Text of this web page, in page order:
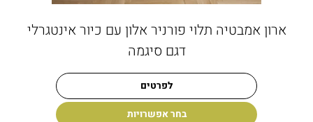
ארון אמבטיה תלוי פורניר אלון עם כיור אינטגרלי
דגם סיגמה
לפרטים
בחר אפשרויות